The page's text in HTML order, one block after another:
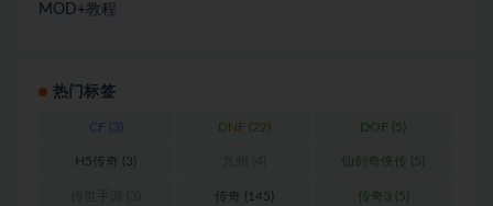
MOD+教程
热门标签
CF (3) DNF (22) DOF (5)
H5传奇 (3) 仙剑奇侠传 (5)
传奇 (145) 传奇3 (5)